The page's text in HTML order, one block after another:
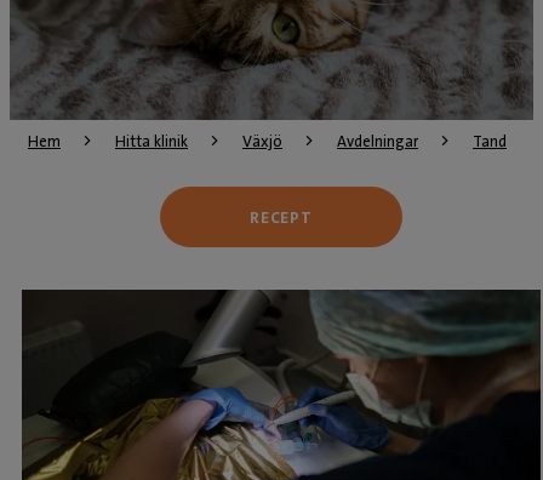
Hem Hitta klinik Växjö Avdelningar Tand
RECEPT